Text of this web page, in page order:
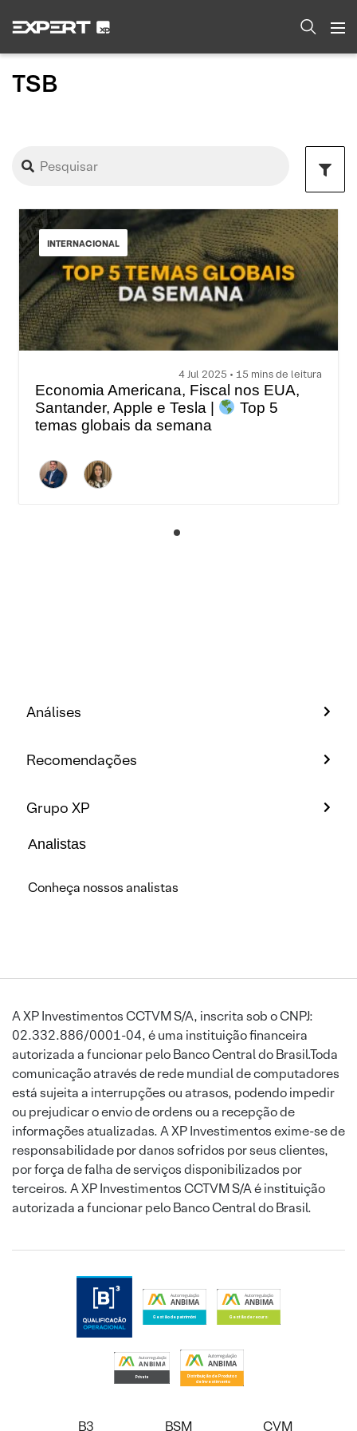
TSB
INTERNACIONAL
4 Jul 2025 • 15 mins de leitura
Economia Americana, Fiscal nos EUA,
Santander, Apple e Tesla |
Top 5
temas globais da semana
Análises
Recomendações
Grupo XP
Analistas
Conheça nossos analistas
A XP Investimentos CCTVM S/A, inscrita sob o CNPJ:
02.332.886/0001-04, é uma instituição financeira
autorizada a funcionar pelo Banco Central do Brasil.Toda
comunicação através de rede mundial de computadores
está sujeita a interrupções ou atrasos, podendo impedir
ou prejudicar o envio de ordens ou a recepção de
informações atualizadas. A XP Investimentos exime-se de
responsabilidade por danos sofridos por seus clientes,
por força de falha de serviços disponibilizados por
terceiros. A XP Investimentos CCTVM S/A é instituição
autorizada a funcionar pelo Banco Central do Brasil.
B3 BSM CVM